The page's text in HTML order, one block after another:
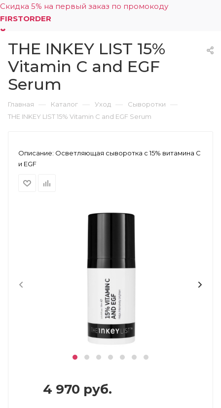
Скидка 5% на первый заказ по промокоду
FIRSTORDER
0
THE INKEY LIST 15%
Vitamin C and EGF
Serum
Главная — Каталог — Уход — Сыворотки —
THE INKEY LIST 15% Vitamin C and EGF Serum
Описание: Осветляющая сыворотка с 15% витамина С
и EGF
4 970 руб.